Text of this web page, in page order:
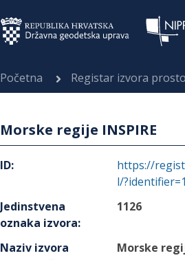
Početna Registar izvora
Morske regije INSPIRE
ID:
https://
l/
Jedinstvena
oznaka izvora:
1126
Naziv izvora
Morske